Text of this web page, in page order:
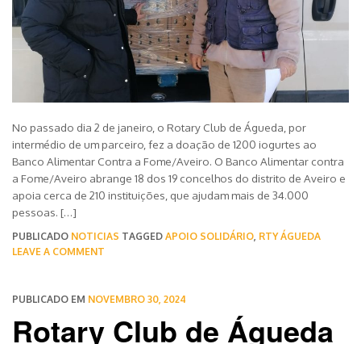
No passado dia 2 de janeiro, o Rotary Club de Águeda, por
intermédio de um parceiro, fez a doação de 1200 iogurtes ao
Banco Alimentar Contra a Fome/Aveiro. O Banco Alimentar contra
a Fome/Aveiro abrange 18 dos 19 concelhos do distrito de Aveiro e
apoia cerca de 210 instituições, que ajudam mais de 34.000
pessoas. […]
PUBLICADO NOTICIAS TAGGED APOIO SOLIDÁRIO, RTY ÁGUEDA
LEAVE A COMMENT
PUBLICADO EM NOVEMBRO 30, 2024
Rotary Club de Águeda